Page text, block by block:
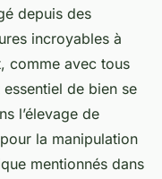
depuis des
incroyables à
comme avec tous
de bien se
l’élevage de
la manipulation
mentionnés dans